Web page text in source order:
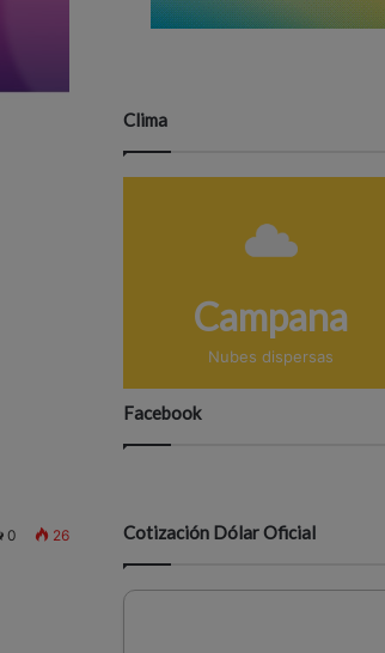
0 26
Clima
Campana
Nubes dispersas
Facebook
Cotización Dólar Oficial